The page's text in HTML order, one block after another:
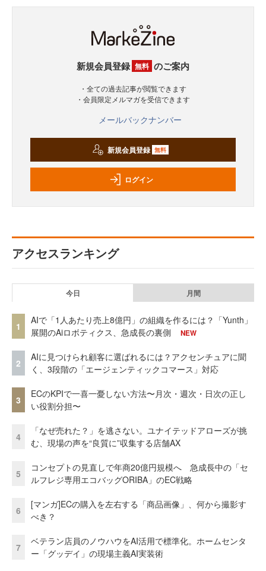
新規会員登録 無料 のご案内
・全ての過去記事が閲覧できます
・会員限定メルマガを受信できます
メールバックナンバー
新規会員登録 無料
ログイン
アクセスランキング
今日 月間
1
AIで「1人あたり売上8億円」の組織を作るには？「Yunth」
展開のAiロボティクス、急成長の裏側
NEW
2
AIに見つけられ顧客に選ばれるには？アクセンチュアに聞
く、3段階の「エージェンティックコマース」対応
3
ECのKPIで一喜一憂しない方法〜月次・週次・日次の正し
い役割分担〜
4
「なぜ売れた？」を逃さない。ユナイテッドアローズが挑
む、現場の声を“良質に”収集する店舗AX
5
コンセプトの見直しで年商20億円規模へ 急成長中の「セ
ルフレジ専用エコバッグORIBA」のEC戦略
6
[マンガ]ECの購入を左右する「商品画像」、何から撮影す
べき？
7
ベテラン店員のノウハウをAI活用で標準化。ホームセンタ
ー「グッデイ」の現場主義AI実装術